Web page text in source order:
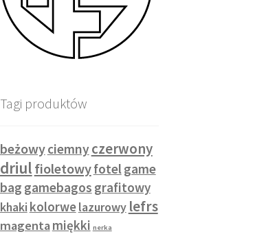
Tagi produktów
beżowyciemnyczerwony
driulfioletowyfotelgame
bag gamebagos grafitowy
khaki kolorwelazurowy lefrs
magentamiękki nerka